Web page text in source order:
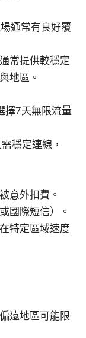
通常有良好覆
常提供較穩定
地區。
擇7天無限流量
穩定連線，
意外扣費。
國際短信）。
特定區域速度
遠地區可能限